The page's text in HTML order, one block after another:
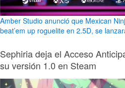
Amber Studio anunció que Mexican
beat’em up roguelite en 2.5D, se
Sephiria deja el Acceso
su versión 1.0 en Steam